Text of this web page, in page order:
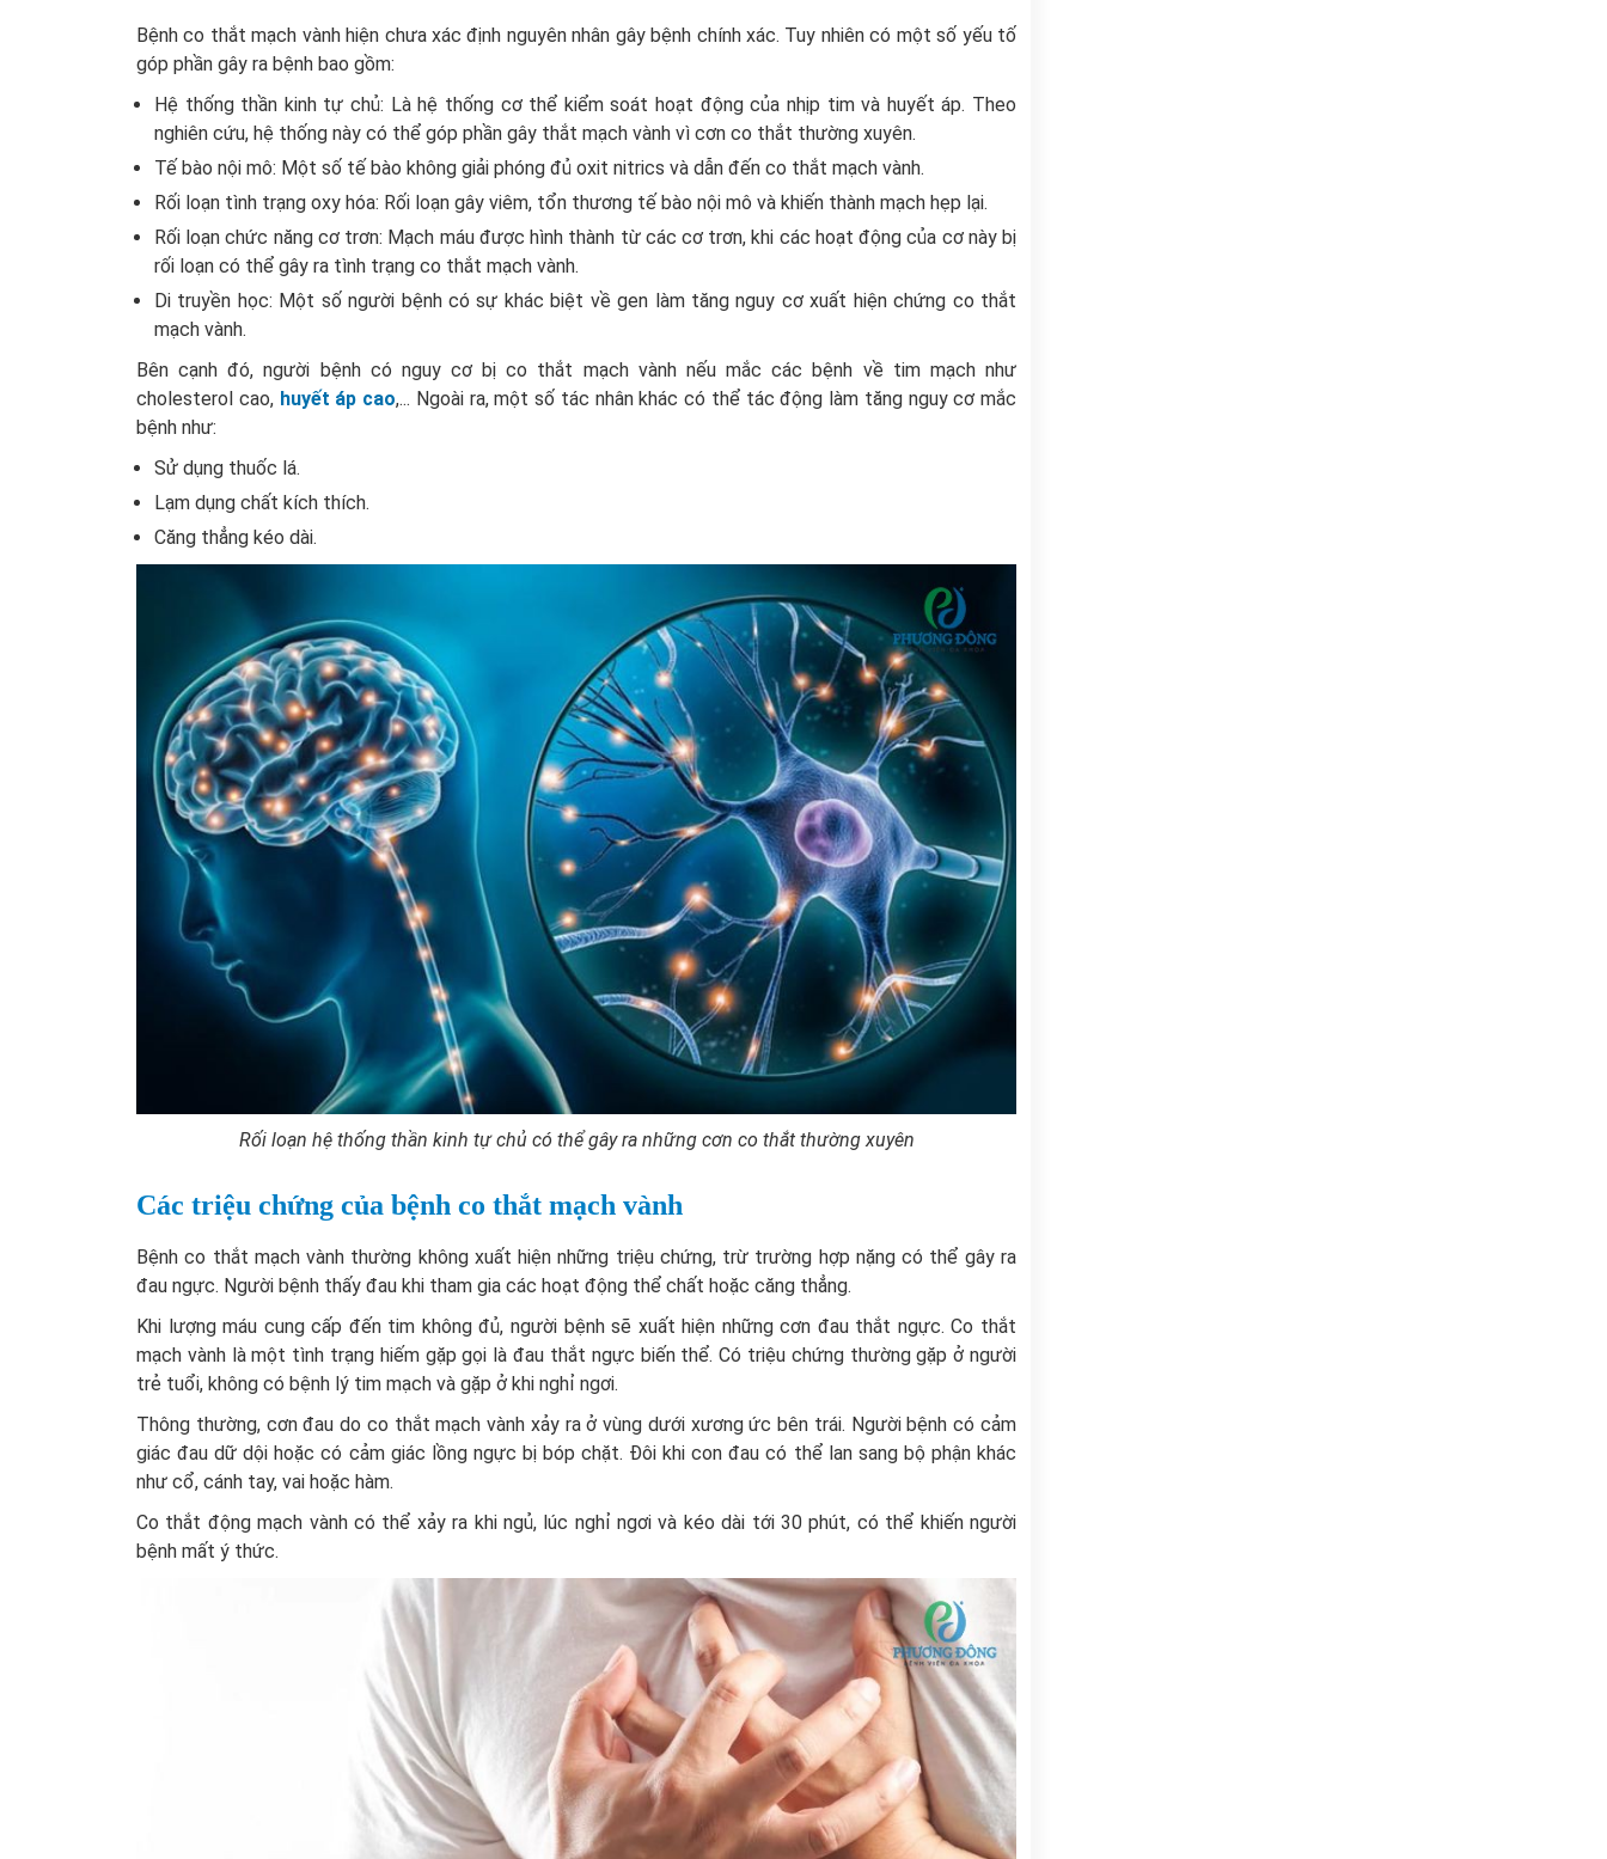
Bệnh co thắt mạch vành hiện chưa xác định nguyên nhân gây bệnh chính xác. Tuy nhiên có một số yếu tố
góp phần gây ra bệnh bao gồm:
Hệ thống thần kinh tự chủ: Là hệ thống cơ thể kiểm soát hoạt động của nhịp tim và huyết áp. Theo
nghiên cứu, hệ thống này có thể góp phần gây thắt mạch vành vì cơn co thắt thường xuyên.
Tế bào nội mô: Một số tế bào không giải phóng đủ oxit nitrics và dẫn đến co thắt mạch vành.
Rối loạn tình trạng oxy hóa: Rối loạn gây viêm, tổn thương tế bào nội mô và khiến thành mạch hẹp lại.
Rối loạn chức năng cơ trơn: Mạch máu được hình thành từ các cơ trơn, khi các hoạt động của cơ này bị
rối loạn có thể gây ra tình trạng co thắt mạch vành.
Di truyền học: Một số người bệnh có sự khác biệt về gen làm tăng nguy cơ xuất hiện chứng co thắt
mạch vành.
Bên cạnh đó, người bệnh có nguy cơ bị co thắt mạch vành nếu mắc các bệnh về tim mạch như
cholesterol cao, huyết áp cao,... Ngoài ra, một số tác nhân khác có thể tác động làm tăng nguy cơ mắc
bệnh như:
Sử dụng thuốc lá.
Lạm dụng chất kích thích.
Căng thẳng kéo dài.
Rối loạn hệ thống thần kinh tự chủ có thể gây ra những cơn co thắt thường xuyên
Các triệu chứng của bệnh co thắt mạch vành
Bệnh co thắt mạch vành thường không xuất hiện những triệu chứng, trừ trường hợp nặng có thể gây ra
đau ngực. Người bệnh thấy đau khi tham gia các hoạt động thể chất hoặc căng thẳng.
Khi lượng máu cung cấp đến tim không đủ, người bệnh sẽ xuất hiện những cơn đau thắt ngực. Co thắt
mạch vành là một tình trạng hiếm gặp gọi là đau thắt ngực biến thể. Có triệu chứng thường gặp ở người
trẻ tuổi, không có bệnh lý tim mạch và gặp ở khi nghỉ ngơi.
Thông thường, cơn đau do co thắt mạch vành xảy ra ở vùng dưới xương ức bên trái. Người bệnh có cảm
giác đau dữ dội hoặc có cảm giác lồng ngực bị bóp chặt. Đôi khi con đau có thể lan sang bộ phận khác
như cổ, cánh tay, vai hoặc hàm.
Co thắt động mạch vành có thể xảy ra khi ngủ, lúc nghỉ ngơi và kéo dài tới 30 phút, có thể khiến người
bệnh mất ý thức.